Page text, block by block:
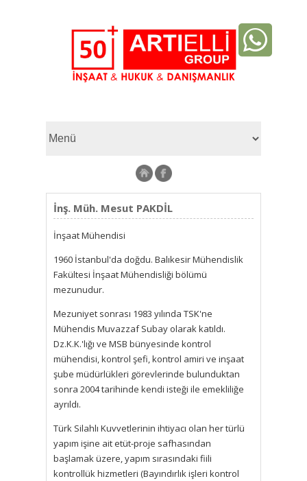
İnş. Müh. Mesut PAKDİL
İnşaat Mühendisi
1960 İstanbul'da doğdu. Balıkesir Mühendislik
Fakültesi İnşaat Mühendisliği bölümü
mezunudur.
Mezuniyet sonrası 1983 yılında TSK'ne
Mühendis Muvazzaf Subay olarak katıldı.
Dz.K.K.'lığı ve MSB bünyesinde kontrol
mühendisi, kontrol şefi, kontrol amiri ve inşaat
şube müdürlükleri görevlerinde bulunduktan
sonra 2004 tarihinde kendi isteği ile emekliliğe
ayrıldı.
Türk Silahlı Kuvvetlerinin ihtiyacı olan her türlü
yapım işine ait etüt-proje safhasından
başlamak üzere, yapım sırasındaki fiili
kontrollük hizmetleri (Bayındırlık işleri kontrol